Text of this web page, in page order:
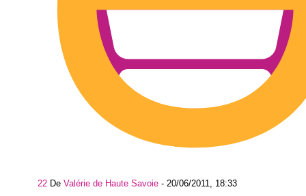
22 De Valérie de Haute Savoie - 20/06/2011, 18:33